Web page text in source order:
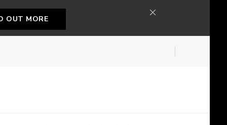
OUT MORE